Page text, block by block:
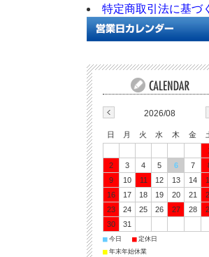
特定商取引法に基づ
2026/08
日 月 火 水 木 金
2
3 4 5 6 7
9
10 11 12 13 14
16
17 18 19 20 21
23
24 25 26 27 28
30
31
■今日 ■定休日
■年末年始休業